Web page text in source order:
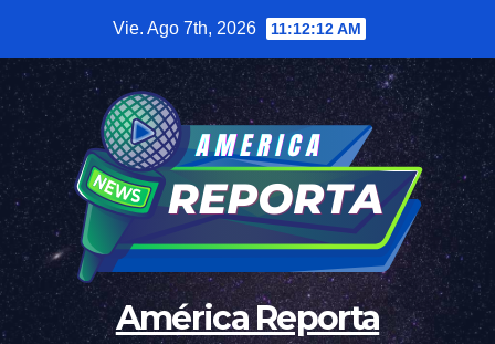
contenido
Vie. Ago 7th, 2026 11:12:13 AM
América Reporta